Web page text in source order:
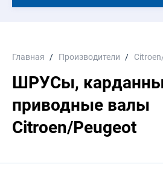
Главная Производители
ШРУСы,
приводные валы
Citroen/Peugeot